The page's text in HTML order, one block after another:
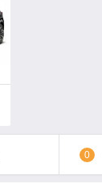
0